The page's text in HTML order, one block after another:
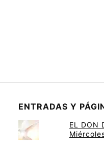
ENTRADAS Y
EL DON